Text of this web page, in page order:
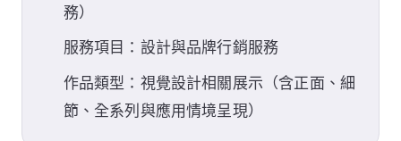
務）
服務項目：設計與品牌行銷服務
作品類型：視覺設計相關展示（含正面、細
節、全系列與應用情境呈現）